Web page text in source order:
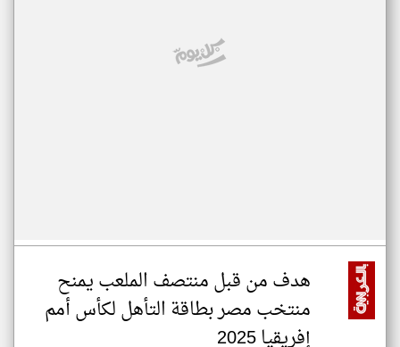
هدف من قبل منتصف الملعب يمنح
منتخب مصر بطاقة التأهل لكأس أمم
إفريقيا 2025